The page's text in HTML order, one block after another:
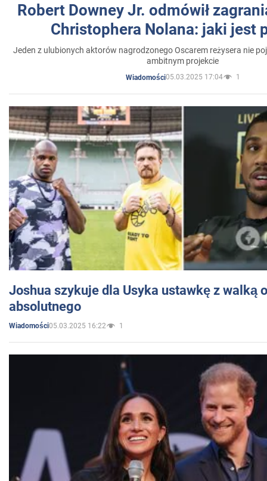
Robert Downey Jr. odmówił
Christophera Nolana: jaki jest
Jeden z ulubionych aktorów nagrodzonego Oscarem reżysera nie
ambitnym projekcie
Wiadomości05.03.2025 17:04 1
Joshua szykuje dla Usyka ustawkę z walką
absolutnego
Wiadomości05.03.2025 16:22 1